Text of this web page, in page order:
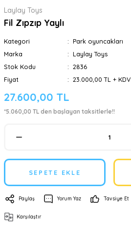
Laylay Toys
Fil Zıpzıp Yaylı
Kategori
Park oyuncakları
Marka
Laylay Toys
Stok Kodu
2836
Fiyat
23.000,00 TL + KDV
27.600,00 TL
*5.060,00 TL den başlayan taksitlerle!!
SEPETE EKLE
Paylaş Yorum Yaz Tavsiye Et
Karşılaştır